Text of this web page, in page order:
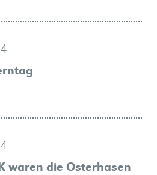
waren die Osterhasen